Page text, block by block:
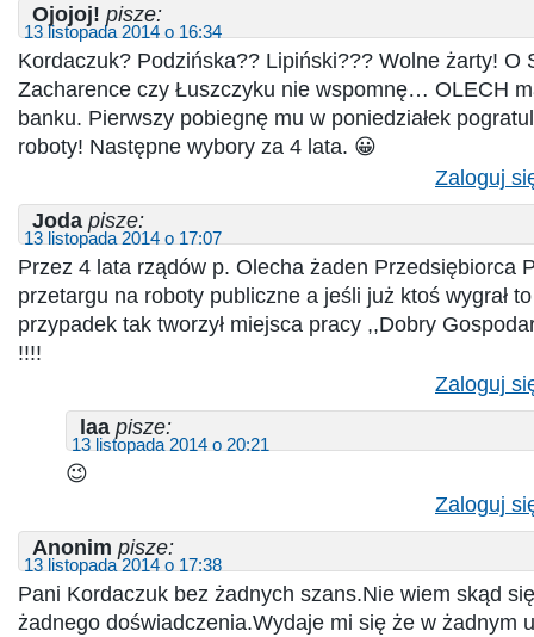
Ojojoj! pisze:
13 listopada 2014 o 16:34
Kordaczuk? Podzińska?? Lipiński??? Wolne żarty! O
Zacharence czy Łuszczyku nie wspomnę… OLECH
banku. Pierwszy pobiegnę mu w poniedziałek
roboty! Następne wybory za 4 lata. 😀
Zaloguj
Joda pisze:
13 listopada 2014 o 17:07
Przez 4 lata rządów p. Olecha żaden Przedsiębiorca
przetargu na roboty publiczne a jeśli już ktoś wygrał
przypadek tak tworzył miejsca pracy ,,Dobry
!!!!
Zaloguj
laa pisze:
13 listopada 2014 o 20:21
😉
Zaloguj
Anonim pisze:
13 listopada 2014 o 17:38
Pani Kordaczuk bez żadnych szans.Nie wiem skąd
żadnego doświadczenia.Wydaje mi się że w żadnym